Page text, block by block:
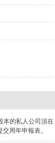
本的私人公司須在
周年申報表。